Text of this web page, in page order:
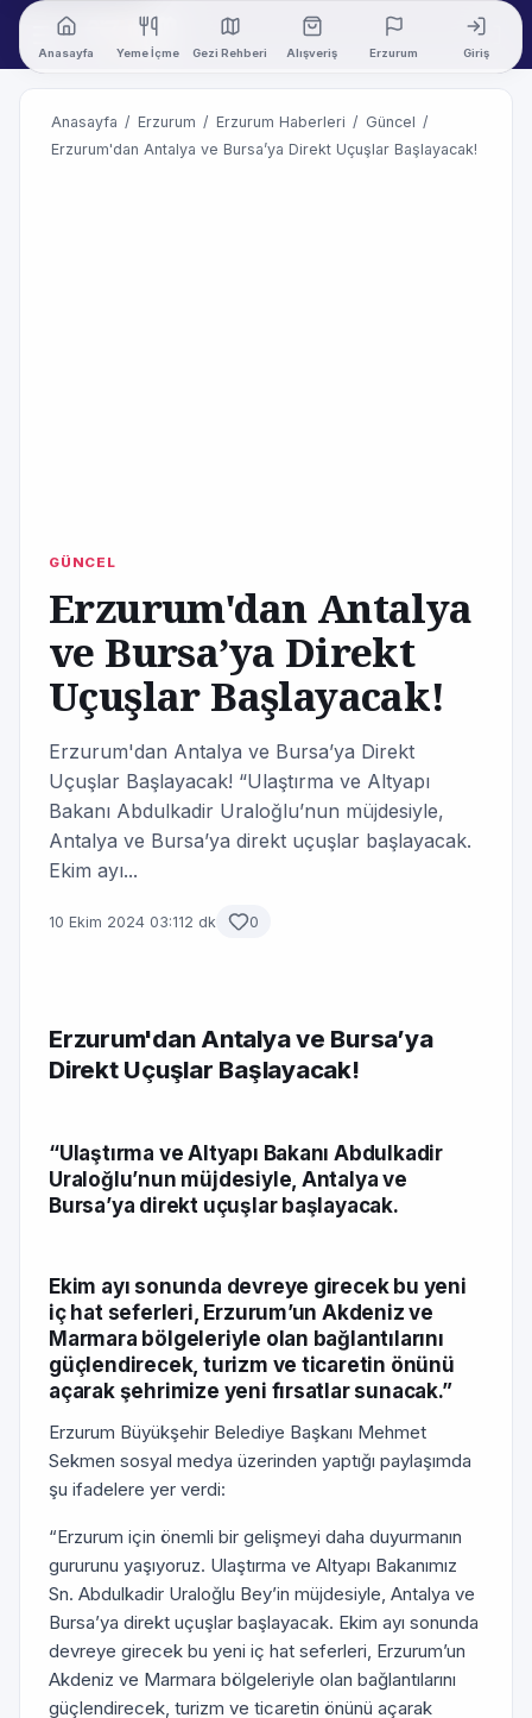
Anasayfa Yeme İçme Gezi Rehberi Alışveriş Erzurum Giriş
Anasayfa / Erzurum / Erzurum Haberleri / Güncel /
Erzurum'dan Antalya ve Bursa’ya Direkt Uçuşlar Başlayacak!
GÜNCEL
Erzurum'dan Antalya
ve Bursa’ya Direkt
Uçuşlar Başlayacak!
Erzurum'dan Antalya ve Bursa’ya Direkt
Uçuşlar Başlayacak! “Ulaştırma ve Altyapı
Bakanı Abdulkadir Uraloğlu’nun müjdesiyle,
Antalya ve Bursa’ya direkt uçuşlar başlayacak.
Ekim ayı...
10 Ekim 2024 03:112 dk 0
Erzurum'dan Antalya ve Bursa’ya
Direkt Uçuşlar Başlayacak!
“Ulaştırma ve Altyapı Bakanı Abdulkadir
Uraloğlu’nun müjdesiyle, Antalya ve
Bursa’ya direkt uçuşlar başlayacak.
Ekim ayı sonunda devreye girecek bu yeni
iç hat seferleri, Erzurum’un Akdeniz ve
Marmara bölgeleriyle olan bağlantılarını
güçlendirecek, turizm ve ticaretin önünü
açarak şehrimize yeni fırsatlar sunacak.”
Erzurum Büyükşehir Belediye Başkanı Mehmet
Sekmen sosyal medya üzerinden yaptığı paylaşımda
şu ifadelere yer verdi:
“Erzurum için önemli bir gelişmeyi daha duyurmanın
gururunu yaşıyoruz. Ulaştırma ve Altyapı Bakanımız
Sn. Abdulkadir Uraloğlu Bey’in müjdesiyle, Antalya ve
Bursa’ya direkt uçuşlar başlayacak. Ekim ayı sonunda
devreye girecek bu yeni iç hat seferleri, Erzurum’un
Akdeniz ve Marmara bölgeleriyle olan bağlantılarını
güçlendirecek, turizm ve ticaretin önünü açarak